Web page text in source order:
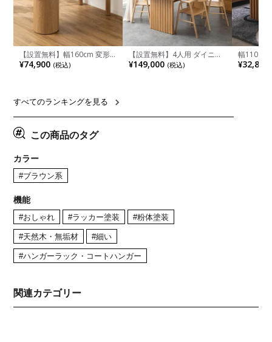
【設置無料】幅160cm 変形
半円 ダイニングテーブル モ
ルタル風 LENAS コンクリー
リア風 グレージュ
¥74,900 (税込)
【設置無料】4人用 ダイニン
グテーブルセット 5点 LUGA
セラミックテーブル おしゃれ
¥149,000 (税込)
幅110cm
木目調 リ
付き 長方
¥32,800
すべてのランキングを見る
この商品のタグ
カラー
#ブラウン系
機能
#おしゃれ #ラッカー塗装 #粉体塗装
#天然木・無垢材 #細い
#ハンガーラック・コートハンガー
関連カテゴリー